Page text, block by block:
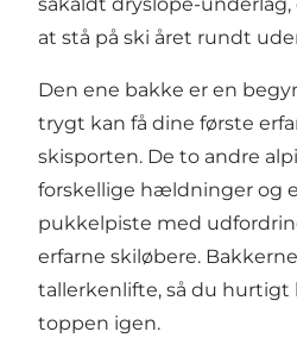
at stå på ski året rundt
Den ene bakke er en
trygt kan få dine første
skisporten. De to andre
forskellige hældninger og
pukkelpiste med
erfarne skiløbere.
tallerkenlifte, så du hurtigt
toppen igen.